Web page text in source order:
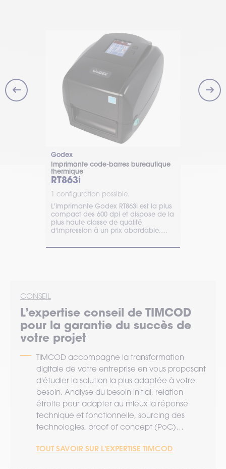
Godex
Imprimante code-barres bureautique
thermique
RT863i
1 configuration possible.
L'imprimante Godex RT863i est la plus
compact des 600 dpi et dispose de la
plus haute classe de qualité
d'impression à un prix abordable.
CONSEIL
L’expertise conseil de TIMCOD
pour la garantie du succès de
votre projet
TIMCOD accompagne la transformation
digitale de votre entreprise en vous proposant
d'étudier la solution la plus adaptée à votre
besoin. Analyse du besoin initial, relation
étroite pour adapter au mieux la réponse
technique et fonctionnelle, sourcing des
technologies, proof of concept (PoC)…
TOUT SAVOIR SUR L'EXPERTISE TIMCOD